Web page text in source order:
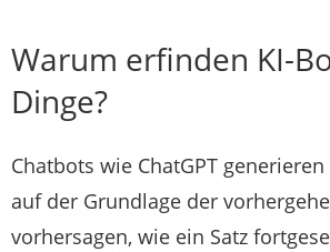
Warum erfinden KI-
Dinge?
Chatbots wie ChatGPT
auf der Grundlage der
vorhersagen, wie ein Satz